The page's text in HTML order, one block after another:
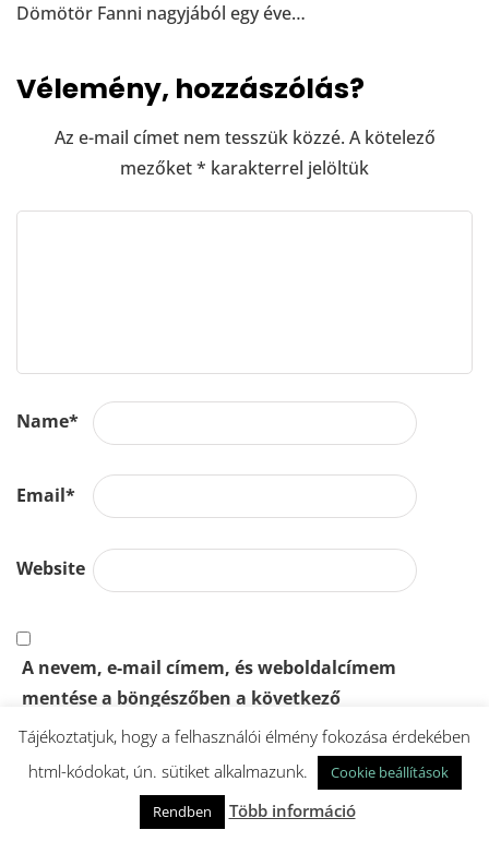
Dömötör Fanni nagyjából egy éve…
Vélemény, hozzászólás?
Az e-mail címet nem tesszük közzé. A kötelező
mezőket* karakterrel jelöltük
Name*
Email*
Website
A nevem, e-mail címem, és weboldalcímem
mentése a böngészőben a következő
hozzászólásomhoz.
Tájékoztatjuk, hogy a felhasználói élmény fokozása érdekében
html-kódokat, ún. sütiket alkalmazunk.
Cookie beállítások
Rendben
Több információ